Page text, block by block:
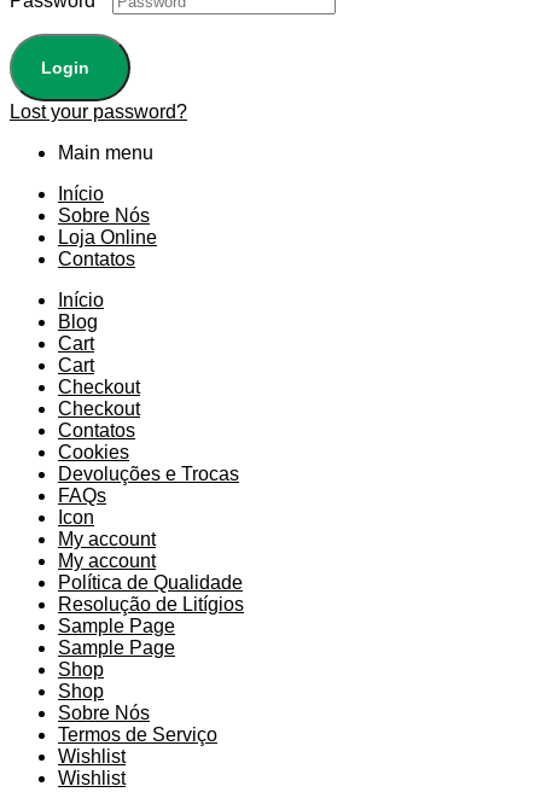
Login
Lost your password?
Main menu
Início
Sobre Nós
Loja Online
Contatos
Início
Blog
Cart
Cart
Checkout
Checkout
Contatos
Cookies
Devoluções e Trocas
FAQs
Icon
My account
My account
Política de Qualidade
Resolução de Litígios
Sample Page
Sample Page
Shop
Shop
Sobre Nós
Termos de Serviço
Wishlist
Wishlist